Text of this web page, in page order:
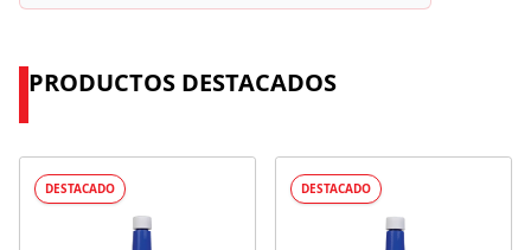
PRODUCTOS DESTACADOS
DESTACADO DESTACADO